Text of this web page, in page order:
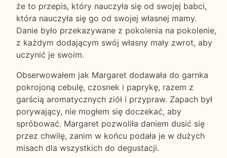
że to przepis, który nauczyła się od swojej babci,
która nauczyła się go od swojej własnej mamy.
Danie było przekazywane z pokolenia na pokolenie,
z każdym dodającym swój własny mały zwrot, aby
uczynić je swoim.
Obserwowałem jak Margaret dodawała do garnka
pokrojoną cebulę, czosnek i paprykę, razem z
garścią aromatycznych ziół i przypraw. Zapach był
porywający, nie mogłem się doczekać, aby
spróbować. Margaret pozwoliła daniem dusić się
przez chwilę, zanim w końcu podała je w dużych
misach dla wszystkich do degustacji.